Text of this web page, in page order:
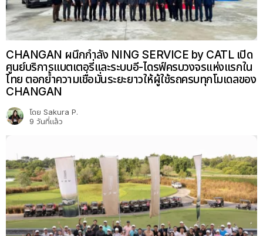
CHANGAN ผนึกกำลัง NING SERVICE by CATL เปิด
ศูนย์บริการแบตเตอรี่และระบบอี-ไดรฟ์ครบวงจรแห่งแรกใน
ไทย ตอกย้ำความเชื่อมั่นระยะยาวให้ผู้ใช้รถครบทุกโมเดลของ
CHANGAN
โดย Sakura P.
9 วันที่แล้ว